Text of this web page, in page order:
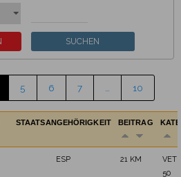
5 6 7 10
STAATSANGEHÖRIGKEIT BEITRAG
ESP 21 KM
50